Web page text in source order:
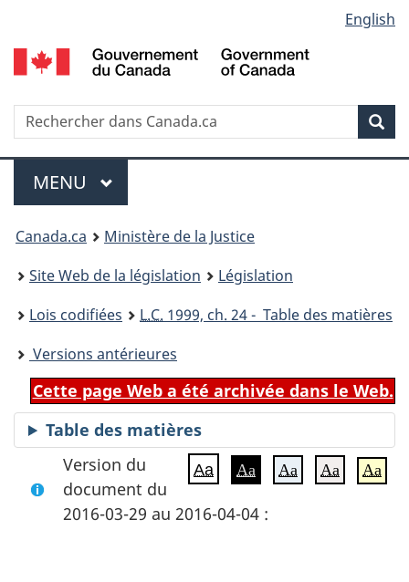
au
contenu
propos
de
la
HTML
simplifiée
selection
English
Recherche
Menu
MENU PRINCIPAL
You
are
here:
Canada.ca
Ministère de la Justice
Site Web de la législation
Législation
Lois codifiées
L.C. 1999, ch. 24 - Table des matières
Versions antérieures
Cette page Web a été archivée dans le Web.
Table des matières
Aa Aa Aa Aa Aa
Version du
document du
2016-03-29 au 2016-04-04 :